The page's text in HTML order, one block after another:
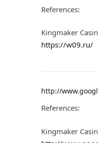
References:
Kingmaker
https://w09.ru/
http://
References:
Kingmaker